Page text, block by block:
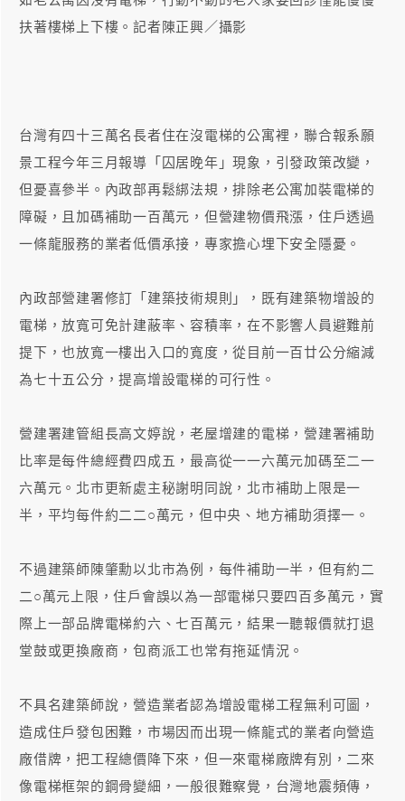
扶著樓梯上下樓。記者陳正興／攝影
台灣有四十三萬名長者住在沒電梯的公寓裡，聯合報系願
景工程今年三月報導「囚居晚年」現象，引發政策改變，
但憂喜參半。內政部再鬆綁法規，排除老公寓加裝電梯的
障礙，且加碼補助一百萬元，但營建物價飛漲，住戶透過
一條龍服務的業者低價承接，專家擔心埋下安全隱憂。
內政部營建署修訂「建築技術規則」，既有建築物增設的
電梯，放寬可免計建蔽率、容積率，在不影響人員避難前
提下，也放寬一樓出入口的寬度，從目前一百廿公分縮減
為七十五公分，提高增設電梯的可行性。
營建署建管組長高文婷說，老屋增建的電梯，營建署補助
比率是每件總經費四成五，最高從一一六萬元加碼至二一
六萬元。北市更新處主秘謝明同說，北市補助上限是一
半，平均每件約二二○萬元，但中央、地方補助須擇一。
不過建築師陳肇勳以北市為例，每件補助一半，但有約二
二○萬元上限，住戶會誤以為一部電梯只要四百多萬元，實
際上一部品牌電梯約六、七百萬元，結果一聽報價就打退
堂鼓或更換廠商，包商派工也常有拖延情況。
不具名建築師說，營造業者認為增設電梯工程無利可圖，
造成住戶發包困難，市場因而出現一條龍式的業者向營造
廠借牌，把工程總價降下來，但一來電梯廠牌有別，二來
像電梯框架的鋼骨變細，一般很難察覺，台灣地震頻傳，